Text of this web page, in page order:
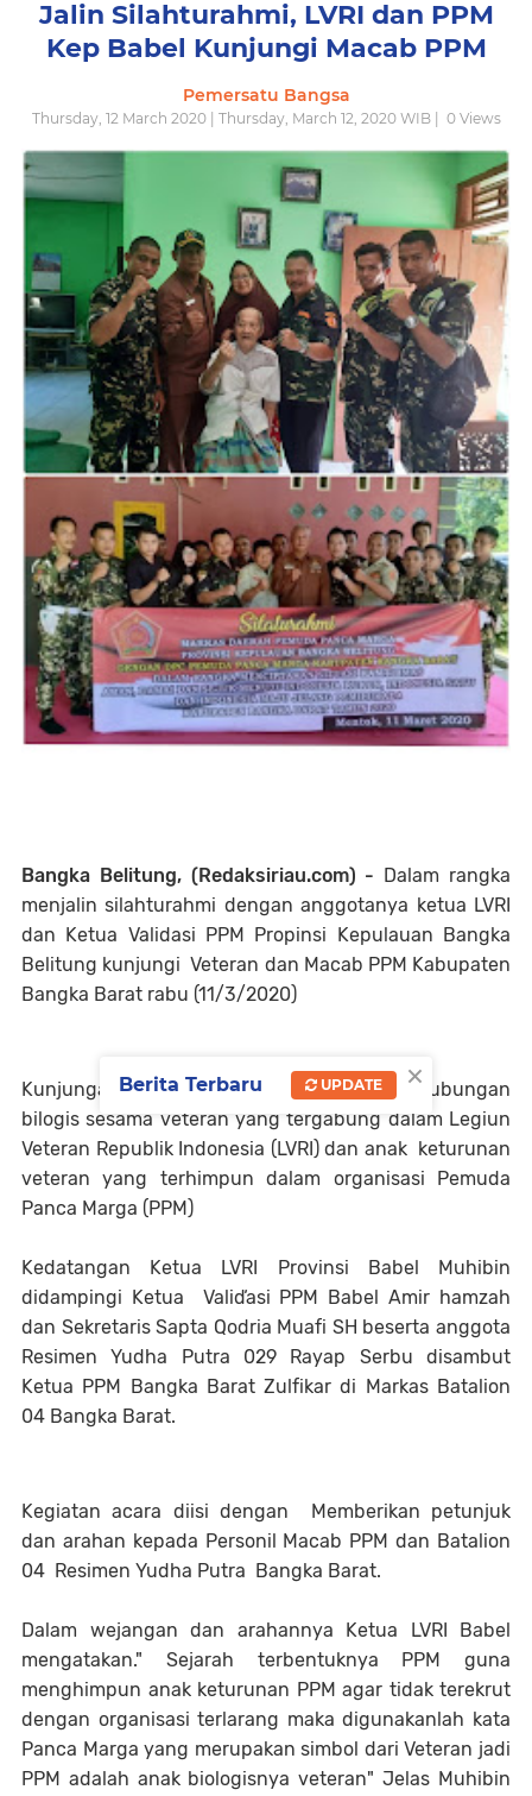
Jalin Silahturahmi, LVRI dan PPM
Kep Babel Kunjungi Macab PPM
Pemersatu Bangsa
Thursday, 12 March 2020 | Thursday, March 12, 2020 WIB | 0Views
Bangka Belitung, (Redaksiriau.com) -
Dalam rangka
menjalin silahturahmi dengan anggotanya ketua LVRI
dan Ketua Validasi PPM Propinsi Kepulauan Bangka
Belitung kunjungi Veteran dan Macab PPM Kabupaten
Bangka Barat rabu (11/3/2020)
Kunjungan dilakukan guna mempererat hubungan
bilogis sesama veteran yang tergabung dalam Legiun
Veteran Republik Indonesia (LVRI) dan anak keturunan
veteran yang terhimpun dalam organisasi Pemuda
Panca Marga (PPM)
Kedatangan Ketua LVRI Provinsi Babel Muhibin
didampingi Ketua Valiďasi PPM Babel Amir hamzah
dan Sekretaris Sapta Qodria Muafi SH beserta anggota
Resimen Yudha Putra 029 Rayap Serbu disambut
Ketua PPM Bangka Barat Zulfikar di Markas Batalion
04 Bangka Barat.
Kegiatan acara diisi dengan Memberikan petunjuk
dan arahan kepada Personil Macab PPM dan Batalion
04 Resimen Yudha Putra Bangka Barat.
Dalam wejangan dan arahannya Ketua LVRI Babel
mengatakan." Sejarah terbentuknya PPM guna
menghimpun anak keturunan PPM agar tidak terekrut
dengan organisasi terlarang maka digunakanlah kata
Panca Marga yang merupakan simbol dari Veteran jadi
PPM adalah anak biologisnya veteran" Jelas Muhibin
×
Berita Terbaru UPDATE